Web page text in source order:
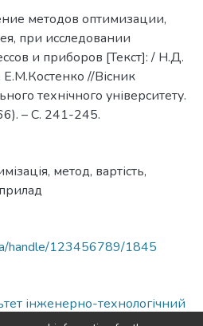
методов оптимизации,
при исследовании
и приборов [Текст]: / Н.Д.
//Вісник
технічного університету.
– С. 241-245.
, метод, вартість,
прилад
handle/123456789/1845
інженерно-технологічний